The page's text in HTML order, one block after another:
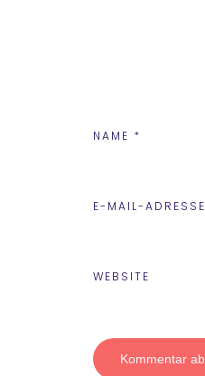
NAME *
E-MAIL-ADRESSE
WEBSITE